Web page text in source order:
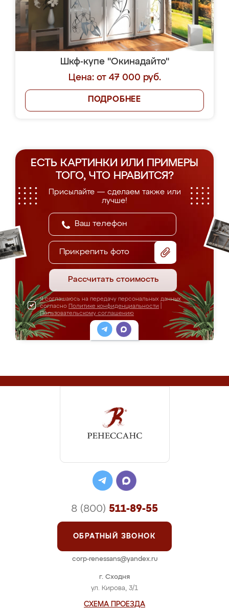
Шкф-купе "Окинадайто"
Цена: от 47 000 руб.
ПОДРОБНЕЕ
ЕСТЬ КАРТИНКИ ИЛИ ПРИМЕРЫ
ТОГО, ЧТО НРАВИТСЯ?
Присылайте — сделаем также или
лучше!
Прикрепить фото
Рассчитать стоимость
Я соглашаюсь на передачу персональных данных
согласно Политике конфиденциальности
Пользовательскому соглашению
г. Сходня
ул. Кирова, 3/1
СХЕМА ПРОЕЗДА
8 (800) 511-89-55
ОБРАТНЫЙ ЗВОНОК
corp-renessans@yandex.ru